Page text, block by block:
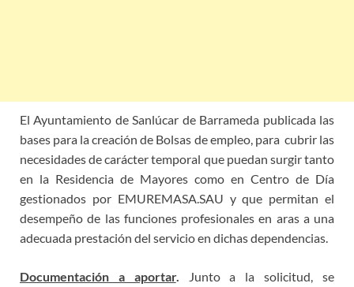
El Ayuntamiento de Sanlúcar de Barrameda publicada las
bases para la creación de Bolsas de empleo, para cubrir las
necesidades de carácter temporal que puedan surgir tanto
en la Residencia de Mayores como en Centro de Día
gestionados por EMUREMASA.SAU y que permitan el
desempeño de las funciones profesionales en aras a una
adecuada prestación del servicio en dichas dependencias.
Documentación a aportar.
Junto a la solicitud, se